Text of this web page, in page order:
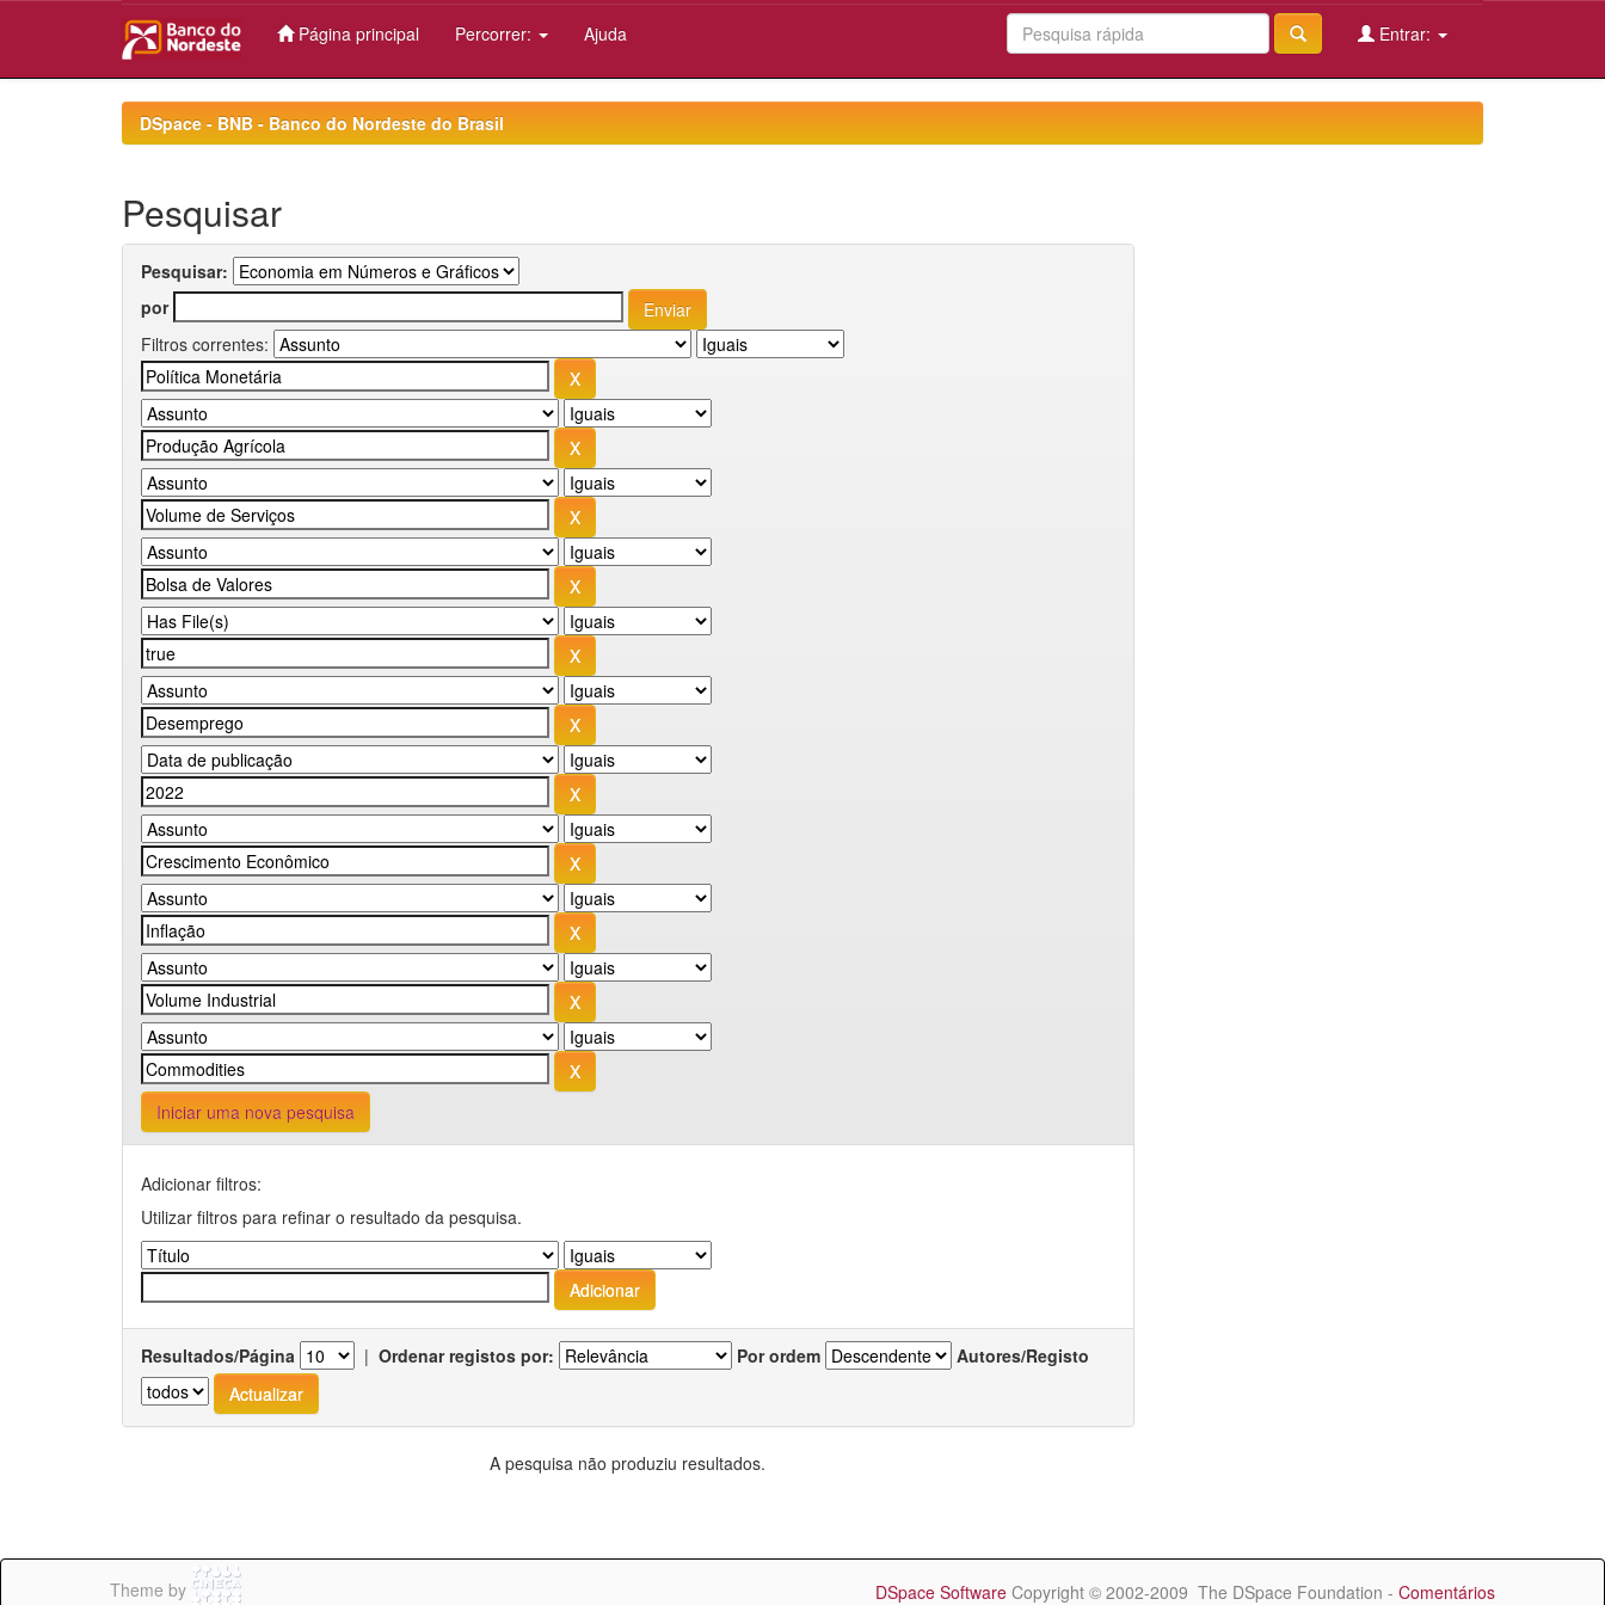
Página principal Percorrer: Ajuda Entrar:
DSpace - BNB - Banco do Nordeste do Brasil
Pesquisar
Pesquisar:
por
Filtros correntes:
Iniciar uma nova pesquisa
Adicionar filtros:
Utilizar filtros para refinar o resultado da pesquisa.
Resultados/Página | Ordenar registos por: Por ordem Autores/Registo
A pesquisa não produziu resultados.
Theme by DSpace Software Copyright © 2002-2009 The DSpace Foundation - Comentários